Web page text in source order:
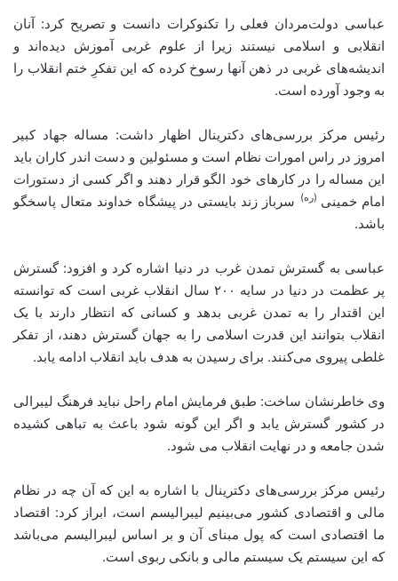
عباسی دولت‌مردان فعلی را تکنوکرات دانست و تصریح کرد: آنان
انقلابی و اسلامی نیستند زیرا از علوم غربی آموزش دیده‌اند و
اندیشه‌های غربی در ذهن آنها رسوخ کرده که این تفکرِ ختم انقلاب را
به وجود آورده است.
رئیس مرکز بررسی‌های دکترینال اظهار داشت: مساله جهاد کبیر
امروز در راس امورات نظام است و مسئولین و دست اندر کاران باید
این مساله را در کارهای خود الگو قرار دهند و اگر کسی از دستورات
امام خمینی (ره) سرباز زند بایستی در پیشگاه خداوند متعال پاسخگو
باشد.
عباسی به گسترش تمدن غرب در دنیا اشاره کرد و افزود: گسترش
پر عظمت در دنیا در سایه ۲۰۰ سال انقلاب غربی است که توانسته
این اقتدار را به تمدن غربی بدهد و کسانی که انتظار دارند با یک
انقلاب بتوانند این قدرت اسلامی را به جهان گسترش دهند، از تفکر
غلطی پیروی می‌کنند. برای رسیدن به هدف باید انقلاب ادامه یابد.
وی خاطرنشان ساخت: طبق فرمایش امام راحل نباید فرهنگ لیبرالی
در کشور گسترش یابد و اگر این گونه شود باعث به تباهی کشیده
شدن جامعه و در نهایت انقلاب می شود.
رئیس مرکز بررسی‌های دکترینال با اشاره به این که آن چه در نظام
مالی و اقتصادی کشور می‌بینیم لیبرالیسم است، ابراز کرد: اقتصاد
ما اقتصادی است که پول مبنای آن و بر اساس لیبرالیسم می‌‌باشد
که این سیستم یک سیستم مالی و بانکی ربوی است.